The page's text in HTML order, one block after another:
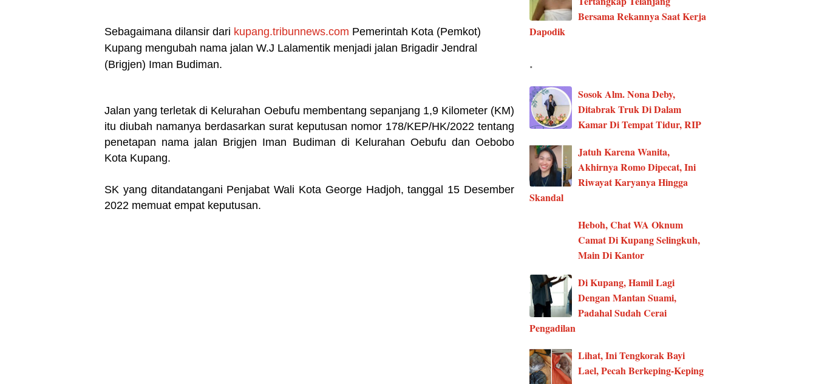
Sebagaimana dilansir dari kupang.tribunnews.com Pemerintah Kota (Pemkot)
Kupang mengubah nama jalan W.J Lalamentik menjadi jalan Brigadir Jendral
(Brigjen) Iman Budiman.
Jalan yang terletak di Kelurahan Oebufu membentang sepanjang 1,9 Kilometer (KM)
itu diubah namanya berdasarkan surat keputusan nomor 178/KEP/HK/2022 tentang
penetapan nama jalan Brigjen Iman Budiman di Kelurahan Oebufu dan Oebobo
Kota Kupang.
SK yang ditandatangani Penjabat Wali Kota George Hadjoh, tanggal 15 Desember
2022 memuat empat keputusan.
Bersama Rekannya Saat Kerja
Dapodik
.
Sosok Alm. Nona Deby,
Ditabrak Truk Di Dalam
Kamar Di Tempat Tidur, RIP
Jatuh Karena Wanita,
Akhirnya Romo Dipecat, Ini
Riwayat Karyanya Hingga
Skandal
Heboh, Chat WA Oknum
Camat Di Kupang Selingkuh,
Main Di Kantor
Di Kupang, Hamil Lagi
Dengan Mantan Suami,
Padahal Sudah Cerai
Pengadilan
Lihat, Ini Tengkorak Bayi
Lael, Pecah Berkeping-Keping